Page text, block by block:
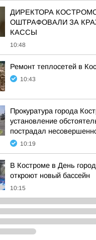
ДИРЕКТОРА
ОШТРАФОВАЛИ ЗА
КАССЫ
10:48
Ремонт теплосетей в
10:43
Прокуратура города
установление
пострадал
10:19
В Костроме в День
откроют новый бассейн
10:15